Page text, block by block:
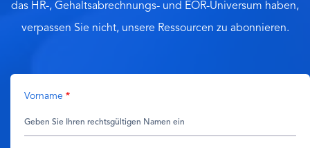
das HR-, Gehaltsabrechnungs- und EOR-Universum haben,
verpassen Sie nicht, unsere Ressourcen zu abonnieren.
Vorname